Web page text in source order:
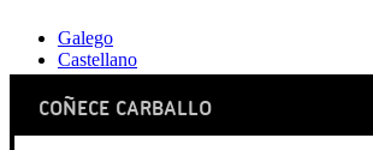
Galego
Castellano
COÑECE CARBALLO